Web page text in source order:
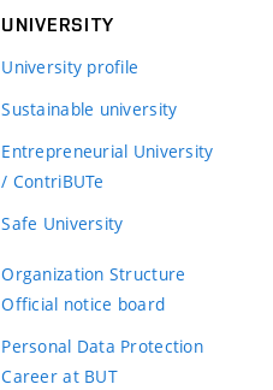
UNIVERSITY
University profile
Sustainable university
Entrepreneurial University
/ ContriBUTe
Safe University
Organization Structure
Official notice board
Personal Data Protection
Career at BUT